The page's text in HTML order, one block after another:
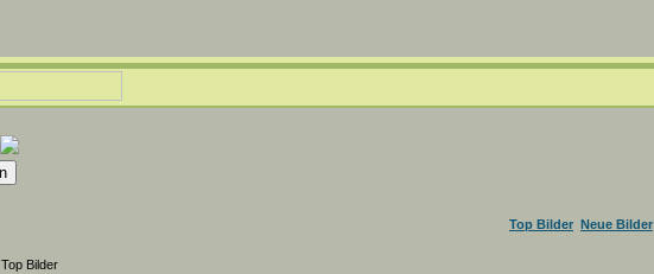
Top Bilder Neue Bilder
Top Bilder